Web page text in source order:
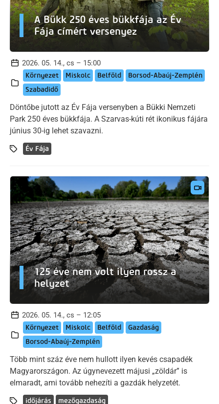
A Bükk 250 éves bükkfája az Év
Fája címért versenyez
2026. 05. 14., cs – 15:00
Környezet Miskolc Belföld
Borsod-Abaúj-Zemplén
Szabadidő
Döntőbe jutott az Év Fája versenyben a Bükki Nemzeti
Park 250 éves bükkfája. A Szarvas-kúti rét ikonikus fájára
június 30-ig lehet szavazni.
Év Fája
125 éve nem volt ilyen rossz a
helyzet
2026. 05. 14., cs – 12:05
Környezet Miskolc Belföld
Gazdaság
Borsod-Abaúj-Zemplén
Több mint száz éve nem hullott ilyen kevés csapadék
Magyarországon. Az úgynevezett májusi „zöldár” is
elmaradt, ami tovább nehezíti a gazdák helyzetét.
időjárás mezőgazdaság